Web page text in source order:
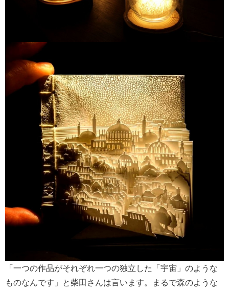
「一つの作品がそれぞれ一つの独立した「宇宙」のような
ものなんです」と柴田さんは言います。まるで森のような